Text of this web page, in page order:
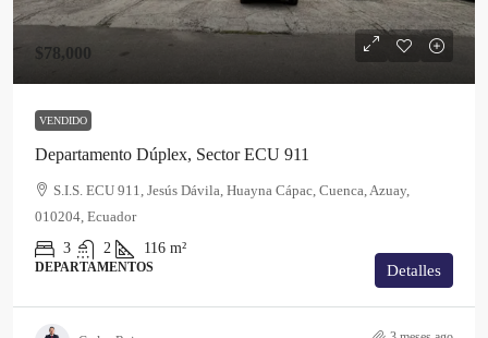
$78,000
VENDIDO
Departamento Dúplex, Sector ECU 911
S.I.S. ECU 911, Jesús Dávila, Huayna Cápac, Cuenca, Azuay,
010204, Ecuador
3
2 116 m²
DEPARTAMENTOS Detalles